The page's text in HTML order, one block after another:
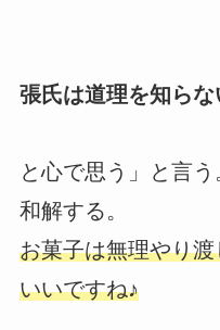
張氏は道理を知ら
と心で思う」と言
和解する。
お菓子は無理やり
いいですね♪